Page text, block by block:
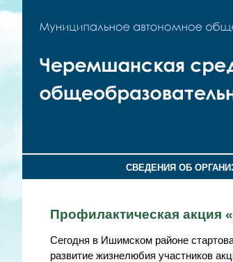
СВЕДЕНИЯ ОБ
Профилактическая
Сегодня в Ишимском районе
развитие жизнелюбия участников